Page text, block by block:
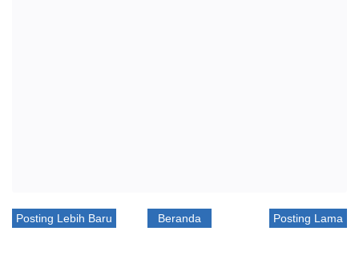
Posting Lebih Baru Posting Lama
Beranda